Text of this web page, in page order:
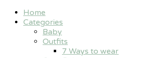
Home
Categories
Baby
Outfits
7 Ways to wear